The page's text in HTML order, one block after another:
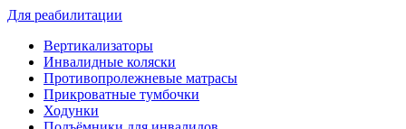
Для реабилитации
Вертикализаторы
Инвалидные коляски
Противопролежневые матрасы
Прикроватные тумбочки
Ходунки